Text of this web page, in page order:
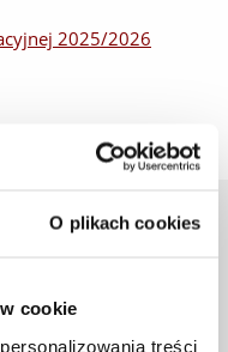
O plikach cookies
cookie
treści
2025/2026